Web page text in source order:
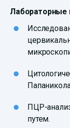
Лабораторные
ПЦР-
путем.